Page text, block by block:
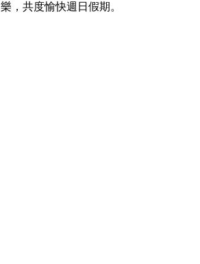
樂，共度愉快週日假期。